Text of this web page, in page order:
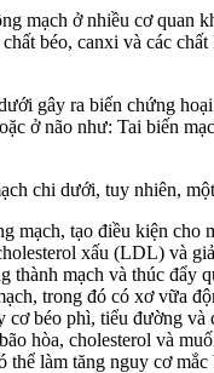
mạch ở nhiều cơ
béo, canxi và các
gây ra biến chứng
ở não như: Tai biến
chi dưới, tuy nhiên,
mạch, tạo điều kiện cho
xấu (LDL) và
thành mạch và thúc đẩy
trong đó có xơ vữa
béo phì, tiểu đường và
hòa, cholesterol và
thể làm tăng nguy cơ mắc